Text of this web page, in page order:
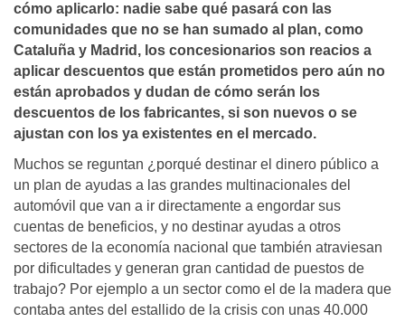
cómo aplicarlo: nadie sabe qué pasará con las
comunidades que no se han sumado al plan, como
Cataluña y Madrid, los concesionarios son reacios a
aplicar descuentos que están prometidos pero aún no
están aprobados y dudan de cómo serán los
descuentos de los fabricantes, si son nuevos o se
ajustan con los ya existentes en el mercado.
Muchos se reguntan ¿porqué destinar el dinero público a
un plan de ayudas a las grandes multinacionales del
automóvil que van a ir directamente a engordar sus
cuentas de beneficios, y no destinar ayudas a otros
sectores de la economía nacional que también atraviesan
por dificultades y generan gran cantidad de puestos de
trabajo? Por ejemplo a un sector como el de la madera que
contaba antes del estallido de la crisis con unas 40.000